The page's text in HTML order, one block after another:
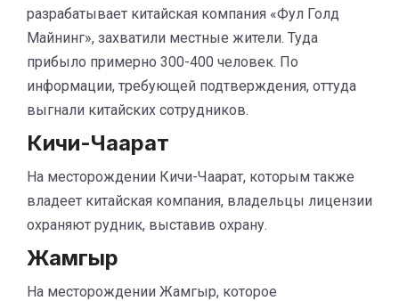
разрабатывает китайская компания «Фул Голд
Майнинг», захватили местные жители. Туда
прибыло примерно 300-400 человек. По
информации, требующей подтверждения, оттуда
выгнали китайских сотрудников.
Кичи-Чаарат
На месторождении Кичи-Чаарат, которым также
владеет китайская компания, владельцы лицензии
охраняют рудник, выставив охрану.
Жамгыр
На месторождении Жамгыр, которое